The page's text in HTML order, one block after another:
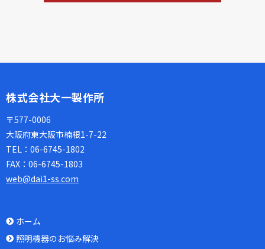
株式会社大一製作所
〒577-0006
大阪府東大阪市楠根1-7-22
TEL： 06-6745-1802
FAX： 06-6745-1803
web@dai1-ss.com
ホーム
照明機器のお悩み解決